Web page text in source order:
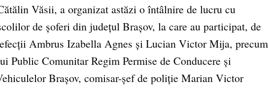
Văsii, a organizat astăzi o întâlnire de lucru cu
de șoferi din județul Brașov, la care au participat, de
Ambrus Izabella Agnes și Lucian Victor Mija, precum
Public Comunitar Regim Permise de Conducere și
Brașov, comisar-șef de poliție Marian Victor